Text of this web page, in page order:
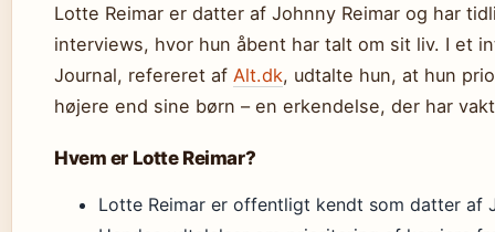
Lotte Reimar er datter af Johnny Reimar og har
interviews, hvor hun åbent har talt om sit liv. I et
Journal, refereret af Alt.dk, udtalte hun, at hun
højere end sine børn – en erkendelse, der har
Hvem er Lotte Reimar?
Lotte Reimar er offentligt kendt som datter af